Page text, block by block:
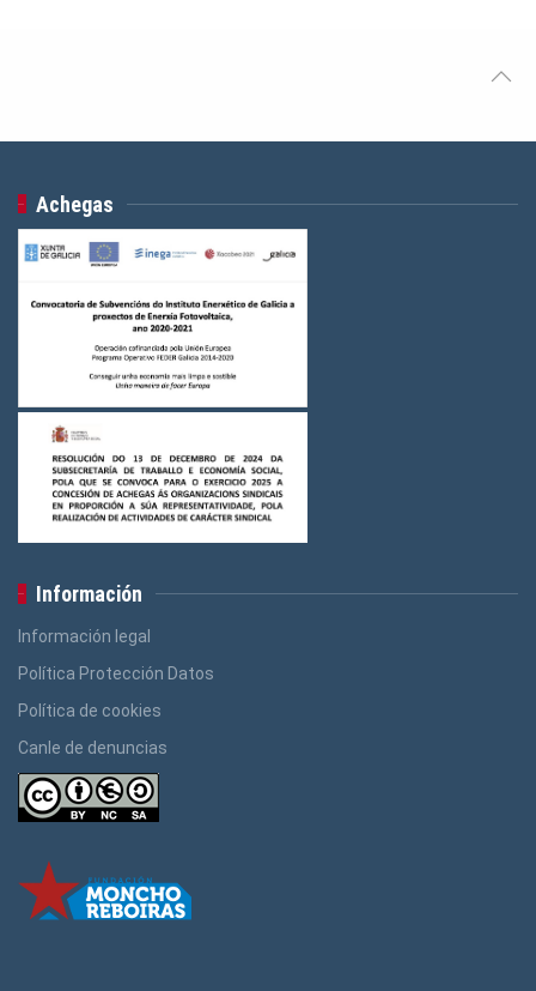
Achegas
Información
Información legal
Política Protección Datos
Política de cookies
Canle de denuncias